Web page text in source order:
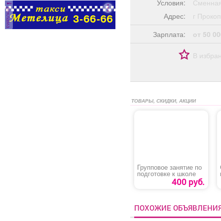
реклама
Условия:
Адрес:
г
Зарплата:
от 50
В
ТОВАРЫ, СКИДКИ, АКЦИИ
Групповое занятие по
подготовке к школе
400 руб.
ПОХОЖИЕ